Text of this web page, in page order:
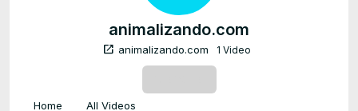
animalizando.com
open_in_new animalizando.com 1 Video
Home All Videos